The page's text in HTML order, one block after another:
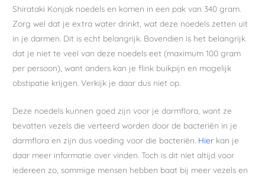
Shirataki Konjak noedels en komen in een pak van 340 gram.
Zorg wel dat je extra water drinkt, wat deze noedels zetten uit
in je darmen. Dit is echt belangrijk. Bovendien is het belangrijk
dat je niet te veel van deze noedels eet (maximum 100 gram
per persoon), want anders kan je flink buikpijn en mogelijk
obstipatie krijgen. Verkijk je daar dus niet op.
Deze noedels kunnen goed zijn voor je darmflora, want ze
bevatten vezels die verteerd worden door de bacteriën in je
darmflora en zijn dus voeding voor die bacteriën. Hier kan je
daar meer informatie over vinden. Toch is dit niet altijd voor
iedereen zo, sommige mensen hebben baat bij meer vezels en